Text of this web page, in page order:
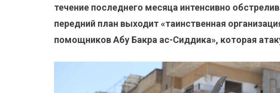
течение последнего месяца интенсивно
передний план выходит «таинственная
помощников Абу Бакра ас-Сиддика», которая